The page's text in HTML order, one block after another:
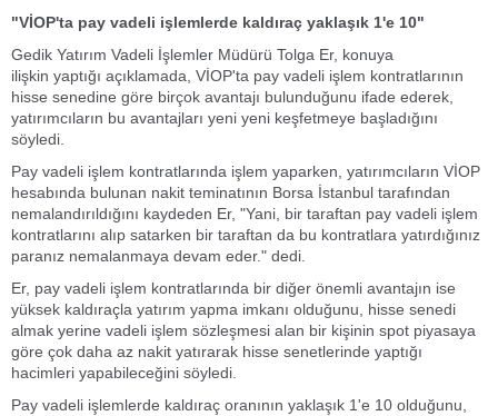
"VİOP'ta pay vadeli işlemlerde kaldıraç yaklaşık 1'e 10"
Gedik Yatırım Vadeli İşlemler Müdürü Tolga Er, konuya
ilişkin yaptığı açıklamada, VİOP'ta pay vadeli işlem kontratlarının
hisse senedine göre birçok avantajı bulunduğunu ifade ederek,
yatırımcıların bu avantajları yeni yeni keşfetmeye başladığını
söyledi.
Pay vadeli işlem kontratlarında işlem yaparken, yatırımcıların VİOP
hesabında bulunan nakit teminatının Borsa İstanbul tarafından
nemalandırıldığını kaydeden Er, "Yani, bir taraftan pay vadeli işlem
kontratlarını alıp satarken bir taraftan da bu kontratlara yatırdığınız
paranız nemalanmaya devam eder." dedi.
Er, pay vadeli işlem kontratlarında bir diğer önemli avantajın ise
yüksek kaldıraçla yatırım yapma imkanı olduğunu, hisse senedi
almak yerine vadeli işlem sözleşmesi alan bir kişinin spot piyasaya
göre çok daha az nakit yatırarak hisse senetlerinde yaptığı
hacimleri yapabileceğini söyledi.
Pay vadeli işlemlerde kaldıraç oranının yaklaşık 1'e 10 olduğunu,